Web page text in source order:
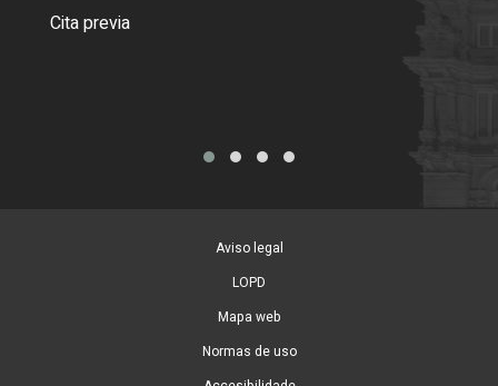
Cita previa
Aviso legal
LOPD
Mapa web
Normas de uso